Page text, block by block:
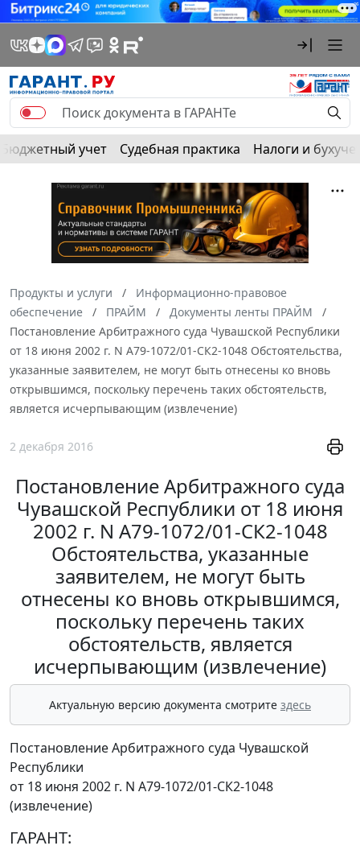
Бюджетный учет Судебная практика Налоги и
Продукты и услуги
Информационно-правовое
обеспечение
ПРАЙМ
Документы ленты ПРАЙМ
Постановление Арбитражного суда Чувашской Республики
от 18 июня 2002 г. N А79-1072/01-СК2-1048 Обстоятельства,
указанные заявителем, не могут быть отнесены ко вновь
открывшимся, поскольку перечень таких обстоятельств,
является исчерпывающим (извлечение)
2 декабря 2016
Постановление Арбитражного суда
Чувашской Республики от 18 июня
2002 г. N А79-1072/01-СК2-1048
Обстоятельства, указанные
заявителем, не могут быть
отнесены ко вновь открывшимся,
поскольку перечень таких
обстоятельств, является
исчерпывающим (извлечение)
Актуальную версию документа смотрите здесь
Постановление Арбитражного суда Чувашской
Республики
от 18 июня 2002 г. N А79-1072/01-СК2-1048
(извлечение)
ГАРАНТ: